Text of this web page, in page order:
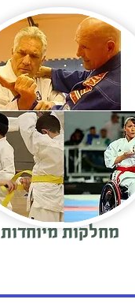
מחלקות מיוחדות